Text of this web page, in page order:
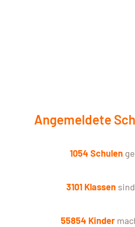
Angemeldete
1054 Schulen
3101 Klassen
55854 Kinder